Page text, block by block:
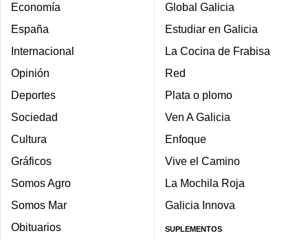
Economía
España
Internacional
Opinión
Deportes
Sociedad
Cultura
Gráficos
Somos Agro
Somos Mar
Obituarios
Global Galicia
Estudiar en Galicia
La Cocina de Frabisa
Red
Plata o plomo
Ven A Galicia
Enfoque
Vive el Camino
La Mochila Roja
Galicia Innova
SUPLEMENTOS